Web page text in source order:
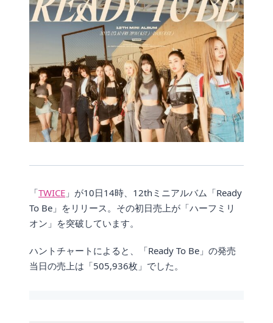
「TWICE 」が10日14時、12thミニアルバム「Ready
To Be」をリリース。その初日売上が「ハーフミリ
オン」を突破しています。
ハントチャートによると、「Ready To Be」の発売
当日の売上は「505,936枚」でした。